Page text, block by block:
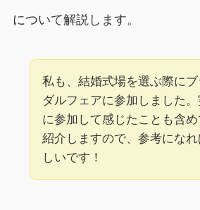
について解説します。
私も、結婚式場を選ぶ際にブ
ダルフェアに参加しました
に参加して感じたことも含
紹介しますので、参考にな
しいです！